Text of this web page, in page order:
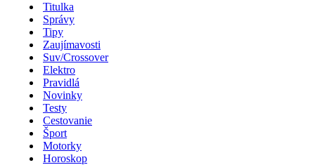
Titulka
Správy
Tipy
Zaujímavosti
Suv/Crossover
Elektro
Pravidlá
Novinky
Testy
Cestovanie
Šport
Motorky
Horoskop